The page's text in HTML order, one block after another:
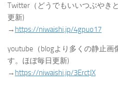
Twitter（どうでもいいつぶやき
更新)
→ https://niwaishi.jp/4gpuo17
youtube（blogより多くの静止
す。ほぼ毎日更新)
→ https://niwaishi.jp/3ErctJX